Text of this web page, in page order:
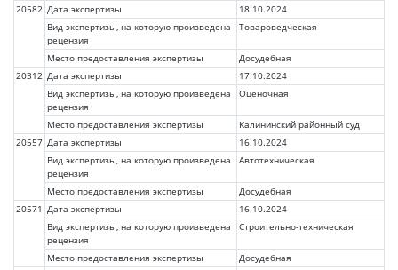
20582 Дата экспертизы
18.10.2024
Вид экспертизы, на которую произведена
рецензия
Товароведческая
Место предоставления экспертизы
Досудебная
20312 Дата экспертизы
17.10.2024
Вид экспертизы, на которую произведена
рецензия
Оценочная
Место предоставления экспертизы
Калининский районный суд
20557 Дата экспертизы
16.10.2024
Вид экспертизы, на которую произведена
рецензия
Автотехническая
Место предоставления экспертизы
Досудебная
20571 Дата экспертизы
16.10.2024
Вид экспертизы, на которую произведена
рецензия
Строительно-техническая
Место предоставления экспертизы
Досудебная